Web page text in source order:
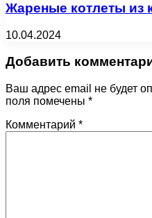
Жареные котлеты из
10.04.2024
Добавить
Ваш адрес email не будет
поля помечены *
Комментарий *